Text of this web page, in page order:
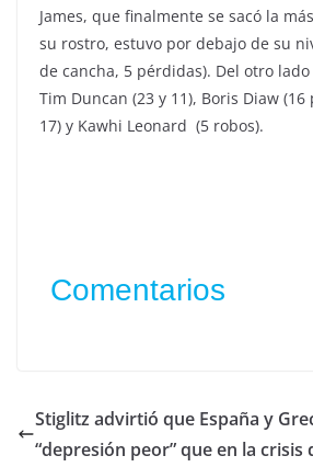
James, que finalmente se sacó la
su rostro, estuvo por debajo de su
de cancha, 5 pérdidas). Del otro
Tim Duncan (23 y 11), Boris Diaw
17) y Kawhi Leonard (5 robos).
Comentarios
Stiglitz advirtió que España y
“depresión peor” que en la crisis